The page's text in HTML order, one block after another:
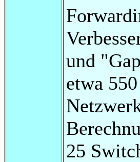
und
etwa
25